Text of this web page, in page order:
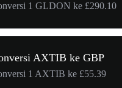
1 GLDON ke £290.10
AXTIB ke GBP
1 AXTIB ke £55.39